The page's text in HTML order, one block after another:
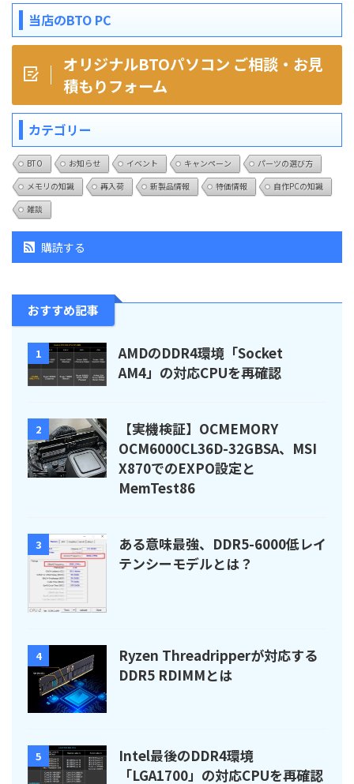
当店のBTO PC
オリジナルBTOパソコン ご相談・お見
積もりフォーム
カテゴリー
BTO お知らせ イベント キャンペーン
パーツの選び方
メモリの知識
再入荷 新製品情報 特価情報
自作PCの知識
雑談
購読する
おすすめ記事
1
AMDのDDR4環境「Socket
AM4」の対応CPUを再確認
2
【実機検証】OCMEMORY
OCM6000CL36D-32GBSA、MSI
X870でのEXPO設定と
MemTest86
3
ある意味最強、DDR5-6000低レイ
テンシーモデルとは？
4
Ryzen Threadripperが対応する
DDR5 RDIMMとは
5
Intel最後のDDR4環境
「LGA1700」の対応CPUを再確認